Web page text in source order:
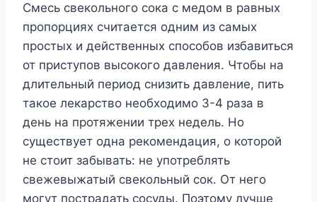
Смесь свекольного сока с медом в равных
пропорциях считается одним из самых
простых и действенных способов избавиться
от приступов высокого давления. Чтобы на
длительный период снизить давление, пить
такое лекарство необходимо 3-4 раза в
день на протяжении трех недель. Но
существует одна рекомендация, о которой
не стоит забывать: не употреблять
свежевыжатый свекольный сок. От него
могут пострадать сосуды. Поэтому лучше